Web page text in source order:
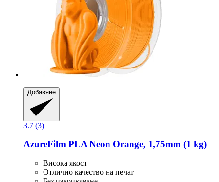
Добавяне
3.7 (3)
AzureFilm PLA Neon Orange, 1,75mm (1 kg)
Висока якост
Отлично качество на печат